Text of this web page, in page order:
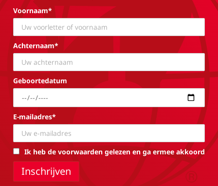
Voornaam*
Achternaam*
Geboortedatum
E-mailadres*
Ik heb de voorwaarden gelezen en ga ermee akkoord